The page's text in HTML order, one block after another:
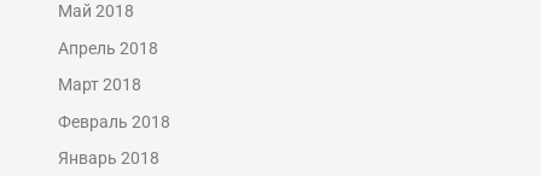
Май 2018
Апрель 2018
Март 2018
Февраль 2018
Январь 2018